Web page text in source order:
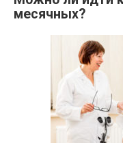
месячных?